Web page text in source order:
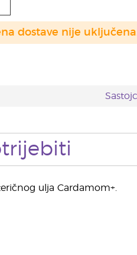
dostave nije
ulja Cardamom+.